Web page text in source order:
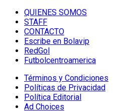
QUIENES SOMOS
STAFF
CONTACTO
Escribe en Bolavip
RedGol
Futbolcentroamerica
Términos y Condiciones
Políticas de Privacidad
Política Editorial
Ad Choices